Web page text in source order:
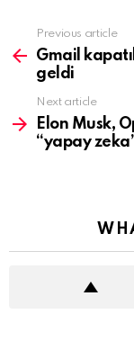
more
Previous article
Gmail
geldi
Next article
Elon Musk,
“yapay